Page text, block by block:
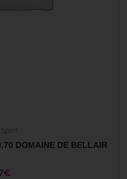
DOMAINE DE BELLAIR
€